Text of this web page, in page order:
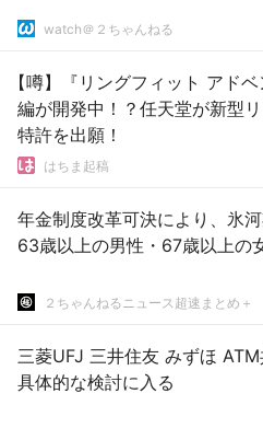
watch＠２ちゃんねる
【噂】『リングフィット アド
編が開発中！？任天堂が新型
特許を出願！
はちま起稿
年金制度改革可決により、氷
63歳以上の男性・67歳以上の
２ちゃんねるニュース超速まとめ＋
三菱UFJ 三井住友 みずほ
具体的な検討に入る